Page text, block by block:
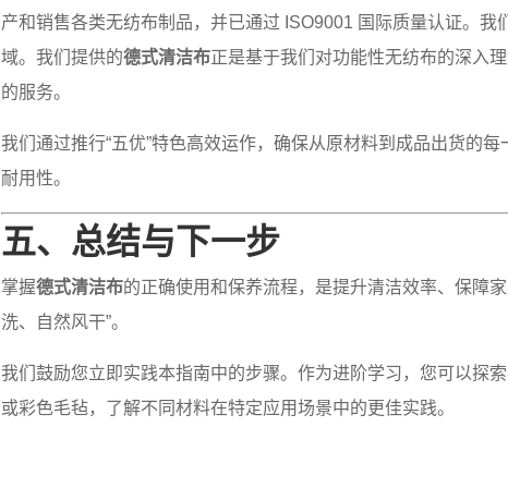
产和销售各类无纺布制品，并已通过 ISO9001 国际质量认证。
域。我们提供的德式清洁布正是基于我们对功能性无纺布的深入
的服务。
我们通过推行“五优”特色高效运作，确保从原材料到成品出货的
耐用性。
五、总结与下一步
掌握德式清洁布的正确使用和保养流程，是提升清洁效率、保障
洗、自然风干”。
我们鼓励您立即实践本指南中的步骤。作为进阶学习，您可以探
或彩色毛毡，了解不同材料在特定应用场景中的更佳实践。